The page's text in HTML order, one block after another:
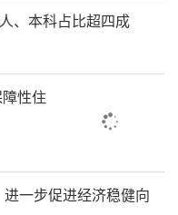
、本科占比超四成
性住
一步促进经济稳健向